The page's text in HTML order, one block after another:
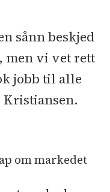
sånn beskjed
men vi vet rett
jobb til alle
om markedet